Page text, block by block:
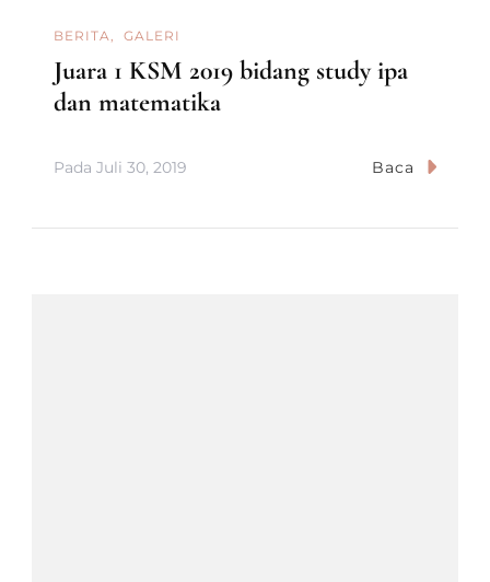
BERITA GALERI
Juara 1 KSM 2019 bidang study ipa
dan matematika
Pada Juli 30, 2019 Baca